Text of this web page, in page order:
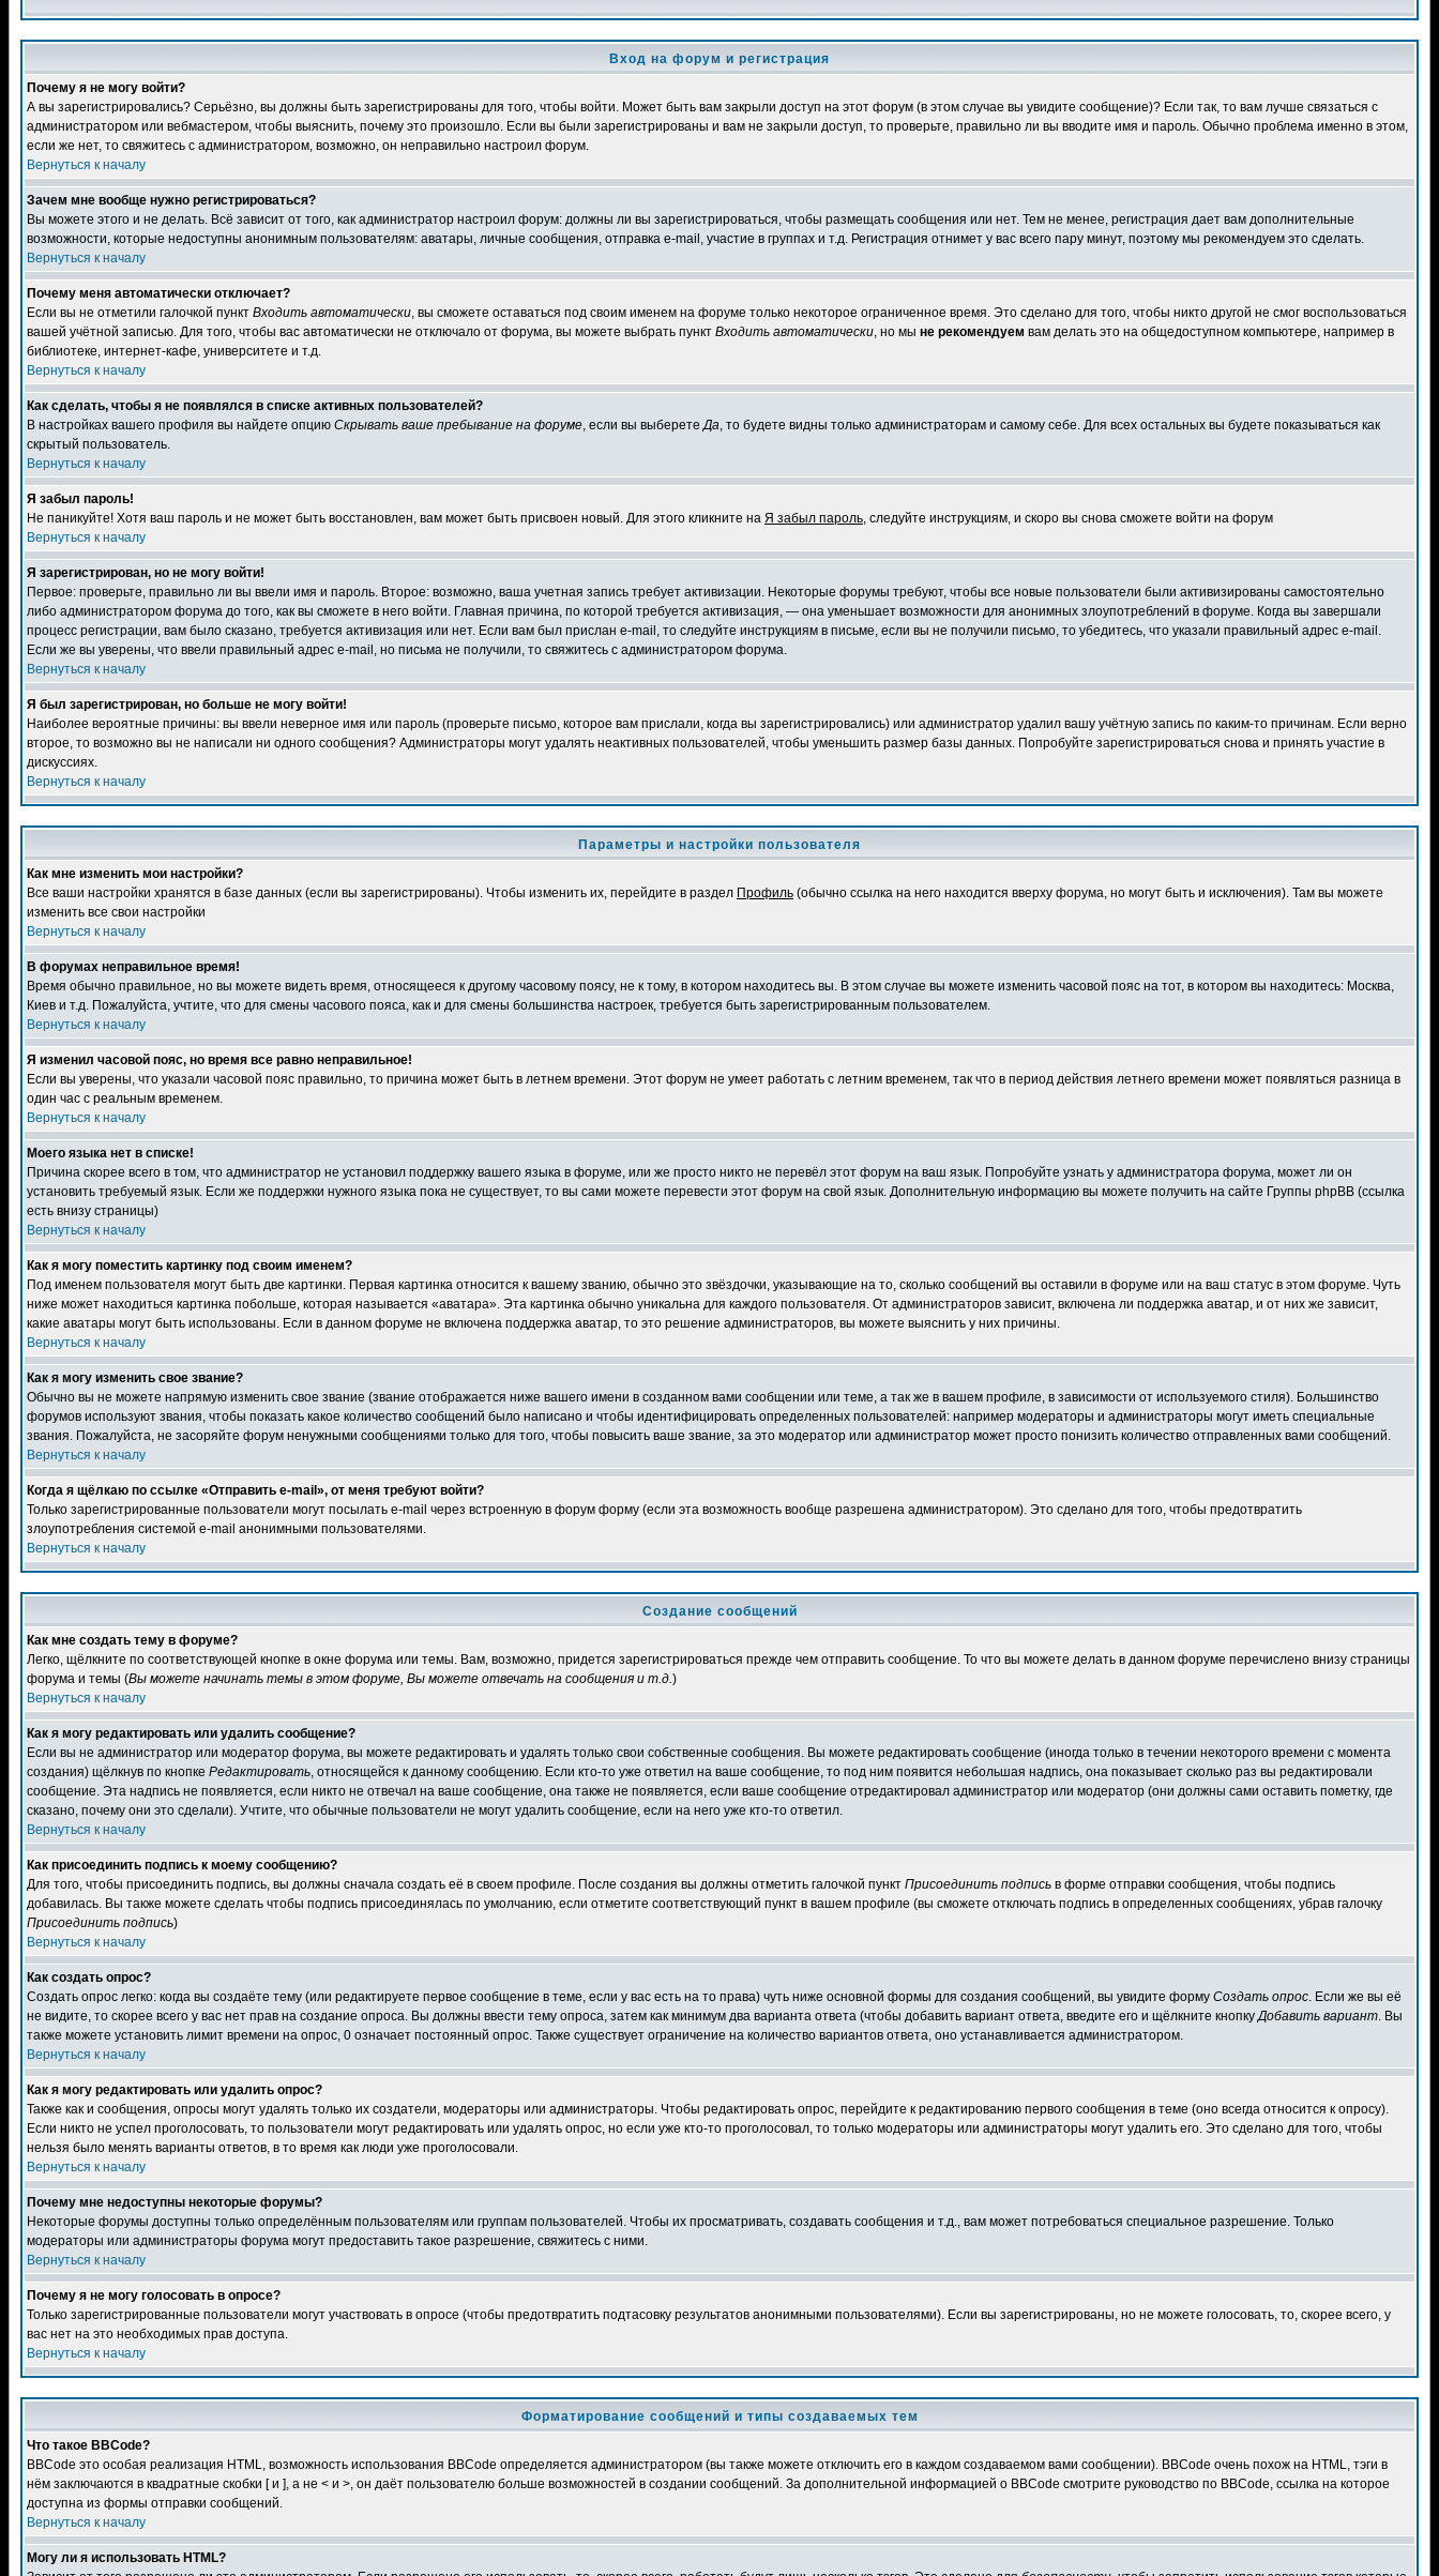
Вход на форум и регистрация
Почему я не могу войти?
А вы зарегистрировались? Серьёзно, вы должны быть зарегистрированы для того, чтобы войти. Может быть вам закрыли доступ на этот форум (в этом случае вы увидите сообщение)? Если так, то вам лучше связаться с
администратором или вебмастером, чтобы выяснить, почему это произошло. Если вы были зарегистрированы и вам не закрыли доступ, то проверьте, правильно ли вы вводите имя и пароль. Обычно проблема именно в этом,
если же нет, то свяжитесь с администратором, возможно, он неправильно настроил форум.
Вернуться к началу
Зачем мне вообще нужно регистрироваться?
Вы можете этого и не делать. Всё зависит от того, как администратор настроил форум: должны ли вы зарегистрироваться, чтобы размещать сообщения или нет. Тем не менее, регистрация дает вам дополнительные
возможности, которые недоступны анонимным пользователям: аватары, личные сообщения, отправка e-mail, участие в группах и т.д. Регистрация отнимет у вас всего пару минут, поэтому мы рекомендуем это сделать.
Вернуться к началу
Почему меня автоматически отключает?
Если вы не отметили галочкой пункт Входить автоматически, вы сможете оставаться под своим именем на форуме только некоторое ограниченное время. Это сделано для того, чтобы никто другой не смог воспользоваться
вашей учётной записью. Для того, чтобы вас автоматически не отключало от форума, вы можете выбрать пункт Входить автоматически, но мы не рекомендуем вам делать это на общедоступном компьютере, например в
библиотеке, интернет-кафе, университете и т.д.
Вернуться к началу
Как сделать, чтобы я не появлялся в списке активных пользователей?
В настройках вашего профиля вы найдете опцию Скрывать ваше пребывание на форуме, если вы выберетеДа, то будете видны только администраторам и самому себе. Для всех остальных вы будете показываться как
скрытый пользователь.
Вернуться к началу
Я забыл пароль!
Не паникуйте! Хотя ваш пароль и не может быть восстановлен, вам может быть присвоен новый. Для этого кликните на Я забыл пароль, следуйте инструкциям, и скоро вы снова сможете войти на форум
Вернуться к началу
Я зарегистрирован, но не могу войти!
Первое: проверьте, правильно ли вы ввели имя и пароль. Второе: возможно, ваша учетная запись требует активизации. Некоторые форумы требуют, чтобы все новые пользователи были активизированы самостоятельно
либо администратором форума до того, как вы сможете в него войти. Главная причина, по которой требуется активизация, — она уменьшает возможности для анонимных злоупотреблений в форуме. Когда вы завершали
процесс регистрации, вам было сказано, требуется активизация или нет. Если вам был прислан e-mail, то следуйте инструкциям в письме, если вы не получили письмо, то убедитесь, что указали правильный адрес e-mail.
Если же вы уверены, что ввели правильный адрес e-mail, но письма не получили, то свяжитесь с администратором форума.
Вернуться к началу
Я был зарегистрирован, но больше не могу войти!
Наиболее вероятные причины: вы ввели неверное имя или пароль (проверьте письмо, которое вам прислали, когда вы зарегистрировались) или администратор удалил вашу учётную запись по каким-то причинам. Если верно
второе, то возможно вы не написали ни одного сообщения? Администраторы могут удалять неактивных пользователей, чтобы уменьшить размер базы данных. Попробуйте зарегистрироваться снова и принять участие в
дискуссиях.
Вернуться к началу
Параметры и настройки пользователя
Как мне изменить мои настройки?
Все ваши настройки хранятся в базе данных (если вы зарегистрированы). Чтобы изменить их, перейдите в раздел Профиль (обычно ссылка на него находится вверху форума, но могут быть и исключения). Там вы можете
изменить все свои настройки
Вернуться к началу
В форумах неправильное время!
Время обычно правильное, но вы можете видеть время, относящееся к другому часовому поясу, не к тому, в котором находитесь вы. В этом случае вы можете изменить часовой пояс на тот, в котором вы находитесь: Москва,
Киев и т.д. Пожалуйста, учтите, что для смены часового пояса, как и для смены большинства настроек, требуется быть зарегистрированным пользователем.
Вернуться к началу
Я изменил часовой пояс, но время все равно неправильное!
Если вы уверены, что указали часовой пояс правильно, то причина может быть в летнем времени. Этот форум не умеет работать с летним временем, так что в период действия летнего времени может появляться разница в
один час с реальным временем.
Вернуться к началу
Моего языка нет в списке!
Причина скорее всего в том, что администратор не установил поддержку вашего языка в форуме, или же просто никто не перевёл этот форум на ваш язык. Попробуйте узнать у администратора форума, может ли он
установить требуемый язык. Если же поддержки нужного языка пока не существует, то вы сами можете перевести этот форум на свой язык. Дополнительную информацию вы можете получить на сайте Группы phpBB (ссылка
есть внизу страницы)
Вернуться к началу
Как я могу поместить картинку под своим именем?
Под именем пользователя могут быть две картинки. Первая картинка относится к вашему званию, обычно это звёздочки, указывающие на то, сколько сообщений вы оставили в форуме или на ваш статус в этом форуме. Чуть
ниже может находиться картинка побольше, которая называется «аватара». Эта картинка обычно уникальна для каждого пользователя. От администраторов зависит, включена ли поддержка аватар, и от них же зависит,
какие аватары могут быть использованы. Если в данном форуме не включена поддержка аватар, то это решение администраторов, вы можете выяснить у них причины.
Вернуться к началу
Как я могу изменить свое звание?
Обычно вы не можете напрямую изменить свое звание (звание отображается ниже вашего имени в созданном вами сообщении или теме, а так же в вашем профиле, в зависимости от используемого стиля). Большинство
форумов используют звания, чтобы показать какое количество сообщений было написано и чтобы идентифицировать определенных пользователей: например модераторы и администраторы могут иметь специальные
звания. Пожалуйста, не засоряйте форум ненужными сообщениями только для того, чтобы повысить ваше звание, за это модератор или администратор может просто понизить количество отправленных вами сообщений.
Вернуться к началу
Когда я щёлкаю по ссылке «Отправить e-mail», от меня требуют войти?
Только зарегистрированные пользователи могут посылать e-mail через встроенную в форум форму (если эта возможность вообще разрешена администратором). Это сделано для того, чтобы предотвратить
злоупотребления системой e-mail анонимными пользователями.
Вернуться к началу
Создание сообщений
Как мне создать тему в форуме?
Легко, щёлкните по соответствующей кнопке в окне форума или темы. Вам, возможно, придется зарегистрироваться прежде чем отправить сообщение. То что вы можете делать в данном форуме перечислено внизу страницы
форума и темы (Вы можете начинать темы в этом форуме, Вы можете отвечать на сообщения и т.д.)
Вернуться к началу
Как я могу редактировать или удалить сообщение?
Если вы не администратор или модератор форума, вы можете редактировать и удалять только свои собственные сообщения. Вы можете редактировать сообщение (иногда только в течении некоторого времени с момента
создания) щёлкнув по кнопке Редактировать, относящейся к данному сообщению. Если кто-то уже ответил на ваше сообщение, то под ним появится небольшая надпись, она показывает сколько раз вы редактировали
сообщение. Эта надпись не появляется, если никто не отвечал на ваше сообщение, она также не появляется, если ваше сообщение отредактировал администратор или модератор (они должны сами оставить пометку, где
сказано, почему они это сделали). Учтите, что обычные пользователи не могут удалить сообщение, если на него уже кто-то ответил.
Вернуться к началу
Как присоединить подпись к моему сообщению?
Для того, чтобы присоединить подпись, вы должны сначала создать её в своем профиле. После создания вы должны отметить галочкой пункт Присоединить подпись в форме отправки сообщения, чтобы подпись
добавилась. Вы также можете сделать чтобы подпись присоединялась по умолчанию, если отметите соответствующий пункт в вашем профиле (вы сможете отключать подпись в определенных сообщениях, убрав галочку
Присоединить подпись)
Вернуться к началу
Как создать опрос?
Создать опрос легко: когда вы создаёте тему (или редактируете первое сообщение в теме, если у вас есть на то права) чуть ниже основной формы для создания сообщений, вы увидите форму Создать опрос. Если же вы её
не видите, то скорее всего у вас нет прав на создание опроса. Вы должны ввести тему опроса, затем как минимум два варианта ответа (чтобы добавить вариант ответа, введите его и щёлкните кнопкуДобавить вариант. Вы
также можете установить лимит времени на опрос, 0 означает постоянный опрос. Также существует ограничение на количество вариантов ответа, оно устанавливается администратором.
Вернуться к началу
Как я могу редактировать или удалить опрос?
Также как и сообщения, опросы могут удалять только их создатели, модераторы или администраторы. Чтобы редактировать опрос, перейдите к редактированию первого сообщения в теме (оно всегда относится к опросу).
Если никто не успел проголосовать, то пользователи могут редактировать или удалять опрос, но если уже кто-то проголосовал, то только модераторы или администраторы могут удалить его. Это сделано для того, чтобы
нельзя было менять варианты ответов, в то время как люди уже проголосовали.
Вернуться к началу
Почему мне недоступны некоторые форумы?
Некоторые форумы доступны только определённым пользователям или группам пользователей. Чтобы их просматривать, создавать сообщения и т.д., вам может потребоваться специальное разрешение. Только
модераторы или администраторы форума могут предоставить такое разрешение, свяжитесь с ними.
Вернуться к началу
Почему я не могу голосовать в опросе?
Только зарегистрированные пользователи могут участвовать в опросе (чтобы предотвратить подтасовку результатов анонимными пользователями). Если вы зарегистрированы, но не можете голосовать, то, скорее всего, у
вас нет на это необходимых прав доступа.
Вернуться к началу
Форматирование сообщений и типы создаваемых тем
Что такое BBCode?
BBCode это особая реализация HTML, возможность использования BBCode определяется администратором (вы также можете отключить его в каждом создаваемом вами сообщении). BBCode очень похож на HTML, тэги в
нём заключаются в квадратные скобки [ и ], а не < и >, он даёт пользователю больше возможностей в создании сообщений. За дополнительной информацией о BBCode смотрите руководство по BBCode, ссылка на которое
доступна из формы отправки сообщений.
Вернуться к началу
Могу ли я использовать HTML?